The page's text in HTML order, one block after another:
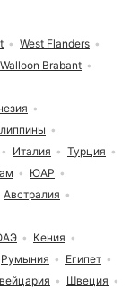
Италия
Турция
ЮАР
Австралия
Кения
Румыния
Египет
Швеция
West Flanders
Walloon Brabant